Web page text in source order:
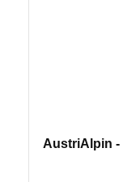
AustriAlpin -